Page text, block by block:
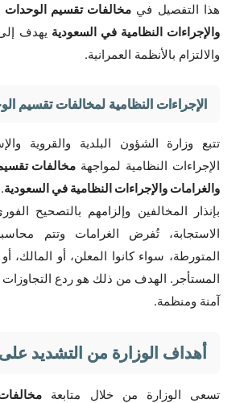
هذا التفصيل في مخالفات تقسيم الوحدات
والإجراءات النظامية في السعودية يهدف
والالتزام بالأنظمة العمرانية.
الإجراءات النظامية لمخالفات تقسيم
تتبع وزارة الشؤون البلدية والقروية
الإجراءات النظامية لمواجهة مخالفات
والغرامات والإجراءات النظامية في السعودية
بإنذار المخالفين وإلزامهم بالتصحيح
الاستجابة، تُفرض الغرامات وتتم
المتورطة، سواء كانوا المعلن، أو المالك،
المستأجر. الهدف من ذلك هو ردع
آمنة ومنظمة.
أهداف الوزارة من التشديد
تسعى الوزارة من خلال متابعة